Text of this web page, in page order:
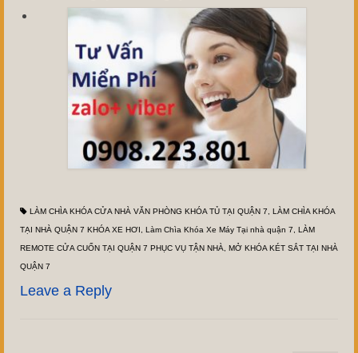
LÀM CHÌA KHÓA CỬA NHÀ VĂN PHÒNG KHÓA TỦ TẠI QUẬN 7, LÀM CHÌA KHÓA
TẠI NHÀ QUẬN 7 KHÓA XE HƠI, Làm Chìa Khóa Xe Máy Tại nhà quận 7, LÀM
REMOTE CỬA CUỐN TẠI QUẬN 7 PHỤC VỤ TẬN NHÀ, MỞ KHÓA KÉT SẮT TẠI NHÀ
QUẬN 7
Leave a Reply